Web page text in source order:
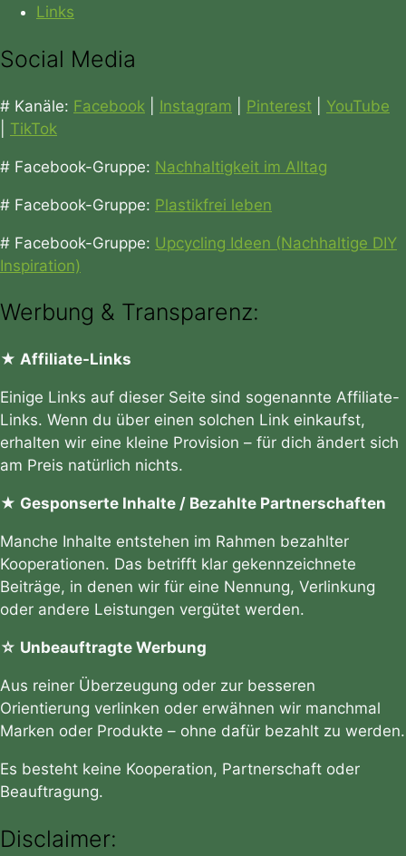
Links
Social Media
# Kanäle: Facebook Instagram Pinterest
YouTube
TikTok
# Facebook-Gruppe: Nachhaltigkeit im Alltag
# Facebook-Gruppe: Plastikfrei leben
# Facebook-Gruppe: Upcycling Ideen (Nachhaltige DIY
Inspiration)
Werbung & Transparenz:
★ Affiliate-Links
Einige Links auf dieser Seite sind sogenannte Affiliate-
Links. Wenn du über einen solchen Link einkaufst,
erhalten wir eine kleine Provision – für dich ändert sich
am Preis natürlich nichts.
★ Gesponserte Inhalte / Bezahlte Partnerschaften
Manche Inhalte entstehen im Rahmen bezahlter
Kooperationen. Das betrifft klar gekennzeichnete
Beiträge, in denen wir für eine Nennung, Verlinkung
oder andere Leistungen vergütet werden.
☆ Unbeauftragte Werbung
Aus reiner Überzeugung oder zur besseren
Orientierung verlinken oder erwähnen wir manchmal
Marken oder Produkte – ohne dafür bezahlt zu werden.
Es besteht keine Kooperation, Partnerschaft oder
Beauftragung.
Disclaimer: